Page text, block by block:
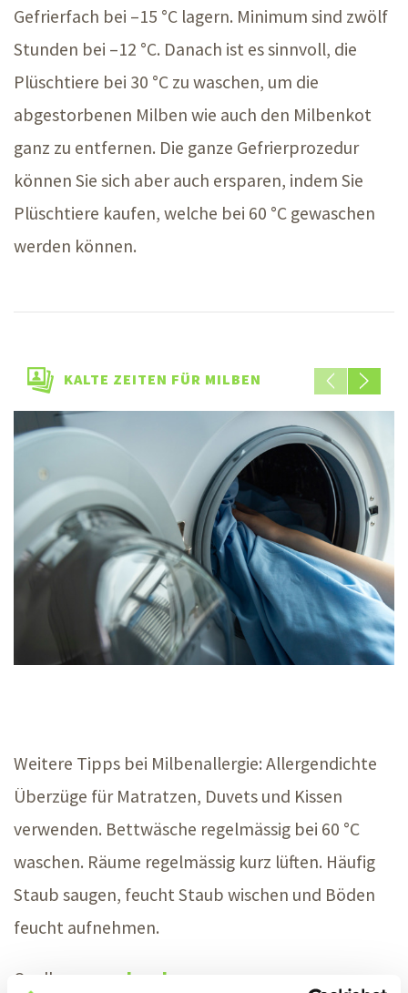
Gefrierfach bei –15 °C lagern. Minimum sind zwölf
Stunden bei –12 °C. Danach ist es sinnvoll, die
Plüschtiere bei 30 °C zu waschen, um die
abgestorbenen Milben wie auch den Milbenkot
ganz zu entfernen. Die ganze Gefrierprozedur
können Sie sich aber auch ersparen, indem Sie
Plüschtiere kaufen, welche bei 60 °C gewaschen
werden können.
KALTE ZEITEN FÜR MILBEN
Weitere Tipps bei Milbenallergie: Allergendichte
Überzüge für Matratzen, Duvets und Kissen
verwenden. Bettwäsche regelmässig bei 60 °C
waschen. Räume regelmässig kurz lüften. Häufig
Staub saugen, feucht Staub wischen und Böden
feucht aufnehmen.
Quelle. www.aha.ch